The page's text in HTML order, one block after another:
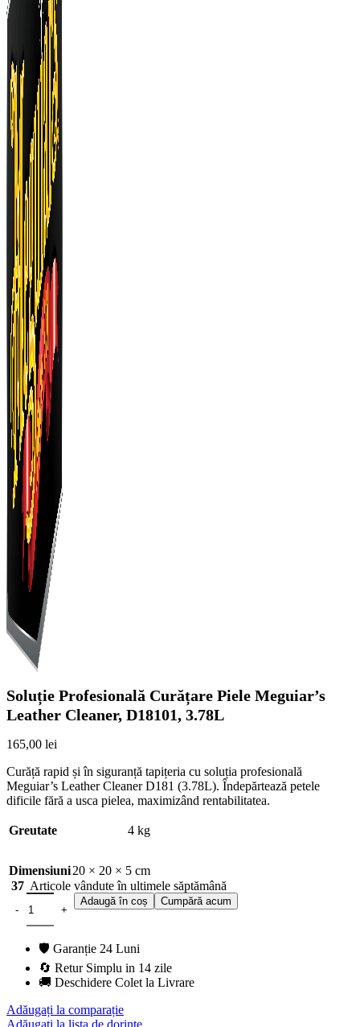
Soluție Profesională Curățare Piele Meguiar’s
Leather Cleaner, D18101, 3.78L
165,00 lei
Curăță rapid și în siguranță tapițeria cu soluția profesională
Meguiar’s Leather Cleaner D181 (3.78L). Îndepărtează petele
dificile fără a usca pielea, maximizând rentabilitatea.
Greutate 4 kg
Dimensiuni20 × 20 × 5 cm
37 Articole vândute în ultimele săptămână
Adaugă în coș Cumpără acum
🛡️ Garanție 24 Luni
🔄 Retur Simplu in 14 zile
🚚 Deschidere Colet la Livrare
Adăugați la comparație